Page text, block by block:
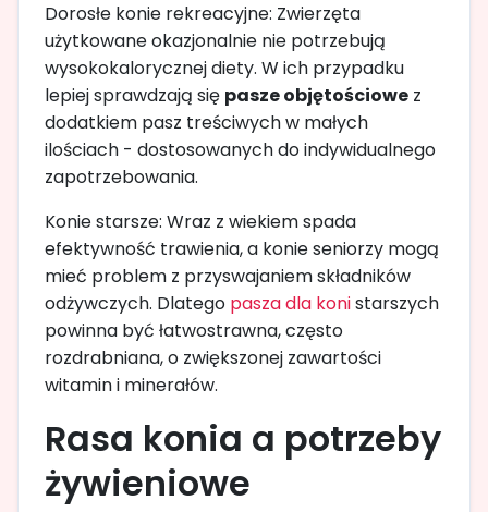
Dorosłe konie rekreacyjne: Zwierzęta
użytkowane okazjonalnie nie potrzebują
wysokokalorycznej diety. W ich przypadku
lepiej sprawdzają się pasze objętościowe z
dodatkiem pasz treściwych w małych
ilościach - dostosowanych do indywidualnego
zapotrzebowania.
Konie starsze: Wraz z wiekiem spada
efektywność trawienia, a konie seniorzy mogą
mieć problem z przyswajaniem składników
odżywczych. Dlatego pasza dla konistarszych
powinna być łatwostrawna, często
rozdrabniana, o zwiększonej zawartości
witamin i minerałów.
Rasa konia a potrzeby
żywieniowe